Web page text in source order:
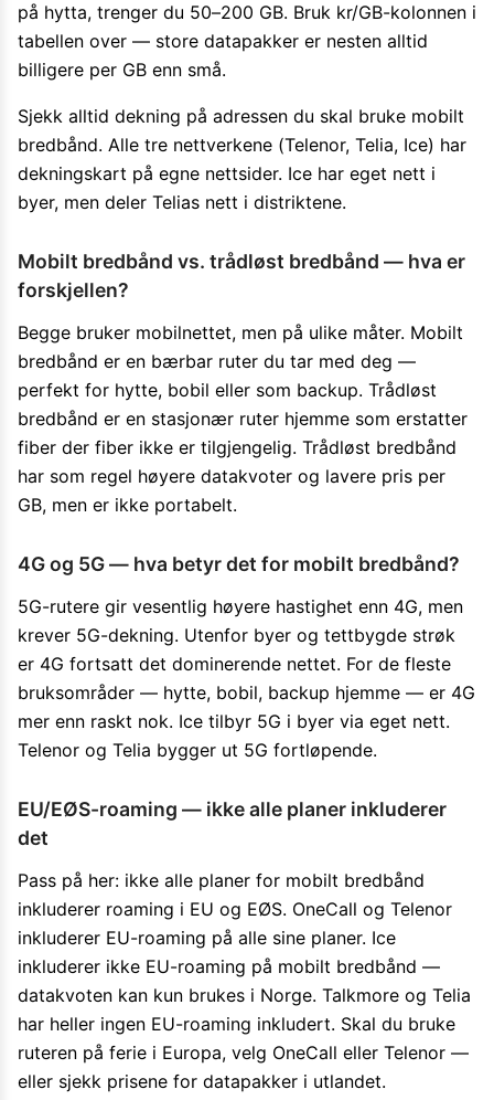
på hytta, trenger du 50–200 GB. Bruk kr/GB-kolonnen i
tabellen over — store datapakker er nesten alltid
billigere per GB enn små.
Sjekk alltid dekning på adressen du skal bruke mobilt
bredbånd. Alle tre nettverkene (Telenor, Telia, Ice) har
dekningskart på egne nettsider. Ice har eget nett i
byer, men deler Telias nett i distriktene.
Mobilt bredbånd vs. trådløst bredbånd — hva er
forskjellen?
Begge bruker mobilnettet, men på ulike måter. Mobilt
bredbånd er en bærbar ruter du tar med deg —
perfekt for hytte, bobil eller som backup. Trådløst
bredbånd er en stasjonær ruter hjemme som erstatter
fiber der fiber ikke er tilgjengelig. Trådløst bredbånd
har som regel høyere datakvoter og lavere pris per
GB, men er ikke portabelt.
4G og 5G — hva betyr det for mobilt bredbånd?
5G-rutere gir vesentlig høyere hastighet enn 4G, men
krever 5G-dekning. Utenfor byer og tettbygde strøk
er 4G fortsatt det dominerende nettet. For de fleste
bruksområder — hytte, bobil, backup hjemme — er 4G
mer enn raskt nok. Ice tilbyr 5G i byer via eget nett.
Telenor og Telia bygger ut 5G fortløpende.
EU/EØS-roaming — ikke alle planer inkluderer
det
Pass på her: ikke alle planer for mobilt bredbånd
inkluderer roaming i EU og EØS. OneCall og Telenor
inkluderer EU-roaming på alle sine planer. Ice
inkluderer ikke EU-roaming på mobilt bredbånd —
datakvoten kan kun brukes i Norge. Talkmore og Telia
har heller ingen EU-roaming inkludert. Skal du bruke
ruteren på ferie i Europa, velg OneCall eller Telenor —
eller sjekk prisene for datapakker i utlandet.